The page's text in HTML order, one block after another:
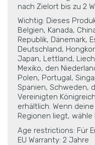
nach Zielort bis zu 2
Wichtig: Dieses
Belgien, Kanada,
Republik, Dänemark,
Deutschland,
Japan, Lettland,
Mexiko, den
Polen, Portugal,
Spanien, Schweden,
Vereinigten
erhältlich. Wenn
Regionen liegt,
Age restrictions: Für
EU Warranty: 2 Jahre